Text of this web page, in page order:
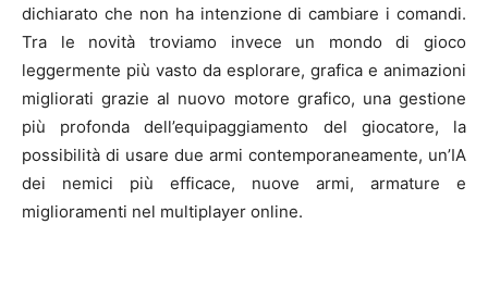
dichiarato che non ha intenzione di cambiare i comandi.
Tra le novità troviamo invece un mondo di gioco
leggermente più vasto da esplorare, grafica e animazioni
migliorati grazie al nuovo motore grafico, una gestione
più profonda dell’equipaggiamento del giocatore, la
possibilità di usare due armi contemporaneamente, un’IA
dei nemici più efficace, nuove armi, armature e
miglioramenti nel multiplayer online.